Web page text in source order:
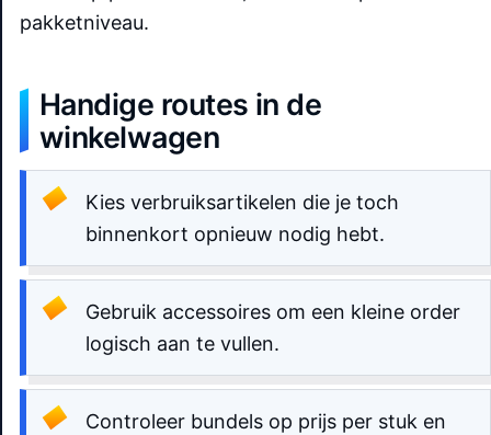
pakketniveau.
Handige routes in de
winkelwagen
Kies verbruiksartikelen die je toch
binnenkort opnieuw nodig hebt.
Gebruik accessoires om een kleine order
logisch aan te vullen.
Controleer bundels op prijs per stuk en